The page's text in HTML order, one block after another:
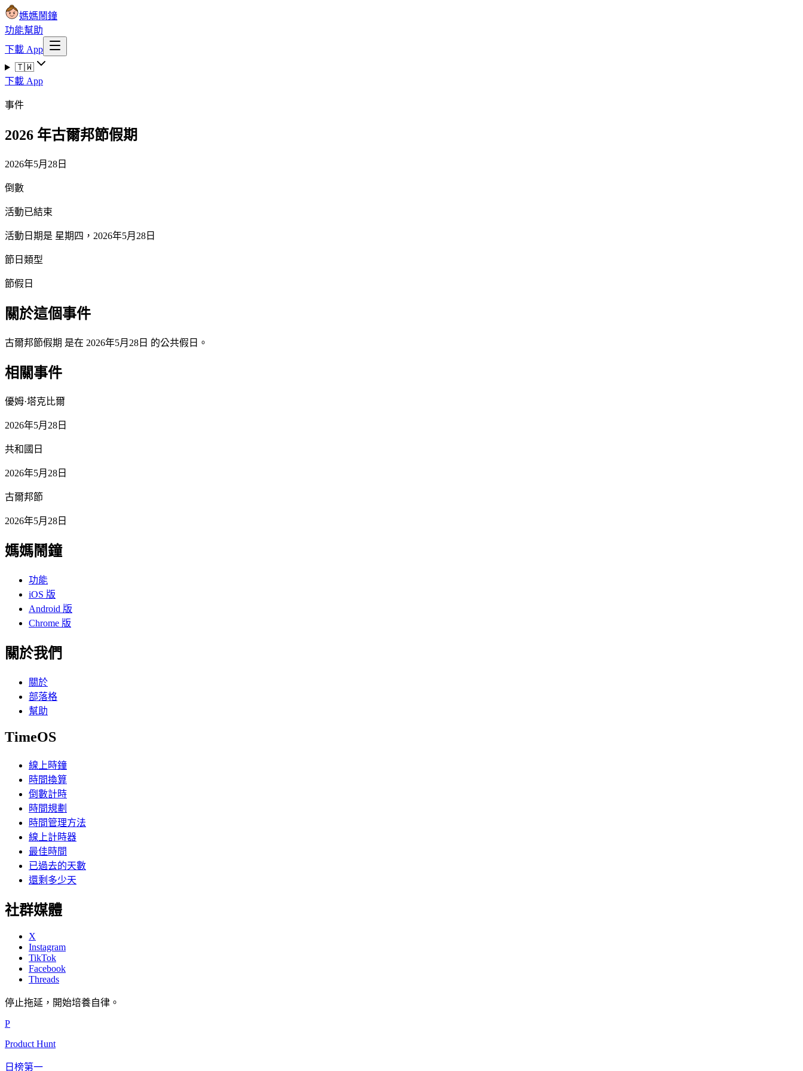
媽媽鬧鐘
功能幫助
下載 App
🇹🇼
下載 App
事件
2026 年古爾邦節假期
2026年5月28日
倒數
活動已結束
活動日期是 星期四，2026年5月28日
節日類型
節假日
關於這個事件
古爾邦節假期 是在 2026年5月28日 的公共假日。
相關事件
優姆·塔克比爾
2026年5月28日
共和國日
2026年5月28日
古爾邦節
2026年5月28日
媽媽鬧鐘
功能
iOS 版
Android 版
Chrome 版
關於我們
關於
部落格
幫助
TimeOS
線上時鐘
時間換算
倒數計時
時間規劃
時間管理方法
線上計時器
最佳時間
已過去的天數
還剩多少天
社群媒體
X
Instagram
TikTok
Facebook
Threads
停止拖延，開始培養自律。
P
Product Hunt
日榜第一